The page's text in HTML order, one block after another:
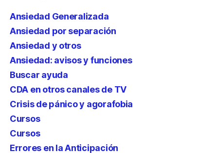
Ansiedad Generalizada
Ansiedad por separación
Ansiedad y otros
Ansiedad: avisos y funciones
Buscar ayuda
CDA en otros canales de TV
Crisis de pánico y agorafobia
Cursos
Cursos
Errores en la Anticipación